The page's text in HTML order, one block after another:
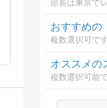
オススメの
複数選択可能